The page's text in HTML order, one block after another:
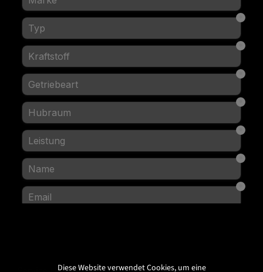
Diese Website verwendet Cookies, um eine